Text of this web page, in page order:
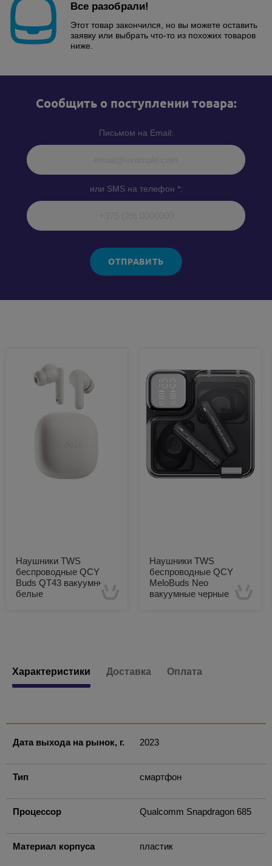
Все разобрали!
Этот товар закончился, но вы можете оставить
заявку или выбрать что-то из похожих товаров
ниже.
Cообщить о поступлении товара:
Письмом на Email:
или SMS на телефон *:
ОТПРАВИТЬ
Наушники TWS
беспроводные QCY
Buds QT43 вакуумные
белые
Наушники TWS
беспроводные QCY
MeloBuds Neo
вакуумные черные
Характеристики Доставка Оплата
Дата выхода на рынок, г. 2023
Тип смартфон
Процессор Qualcomm Snapdragon 685
Материал корпуса пластик